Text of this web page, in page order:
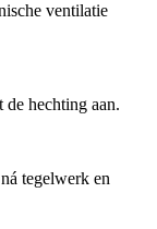
ventilatie
hechting aan.
tegelwerk en